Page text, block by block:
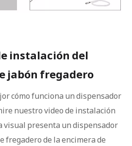
instalación del
jabón fregadero
cómo funciona un dispensador
nuestro video de instalación
visual presenta un dispensador
fregadero de la encimera de